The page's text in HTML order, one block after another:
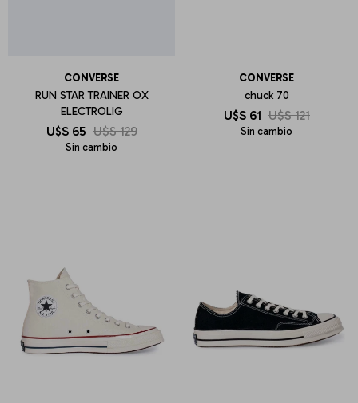
CONVERSE
RUN STAR TRAINER OX
ELECTROLIG
U$S 65 U$S 129
Sin cambio
CONVERSE
chuck 70
U$S 61 U$S 121
Sin cambio